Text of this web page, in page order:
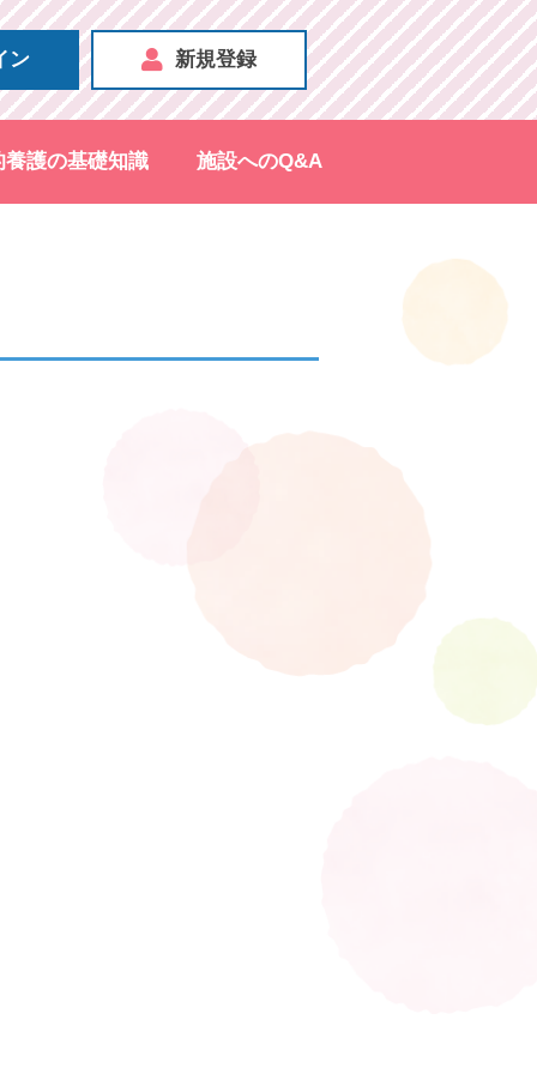
ン 新規登録
養護の基礎知識 施設へのQ&A